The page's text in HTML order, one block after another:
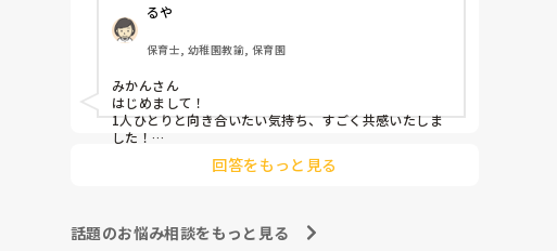
現場を想像することしかできなくで実際にはどうなの
かわからないことだらけでした。
・子どもとの関わり、仕事内容
・休日
・給料面
・福利厚生
など、、。
実際働いていている方の声を聞かせていただきたいで
るや
保育士, 幼稚園教諭, 保育園
みかんさん
はじめまして！
1人ひとりと向き合いたい気持ち、すごく共感いたしま
した！
少しご興味とずれてしまうかもしれませんが、以前発達
支援をおこなっていたことがあります。
作業療法士や臨床心理士とともにプランを組んで実施す
るという形で、お給料は保育園よりは良かったですが土
回答をもっと見る
話題のお悩み相談をもっと見る